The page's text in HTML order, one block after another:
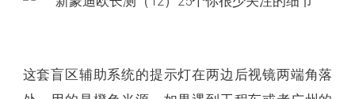
这套盲区辅助系统的提示灯在两边后视镜两端角落